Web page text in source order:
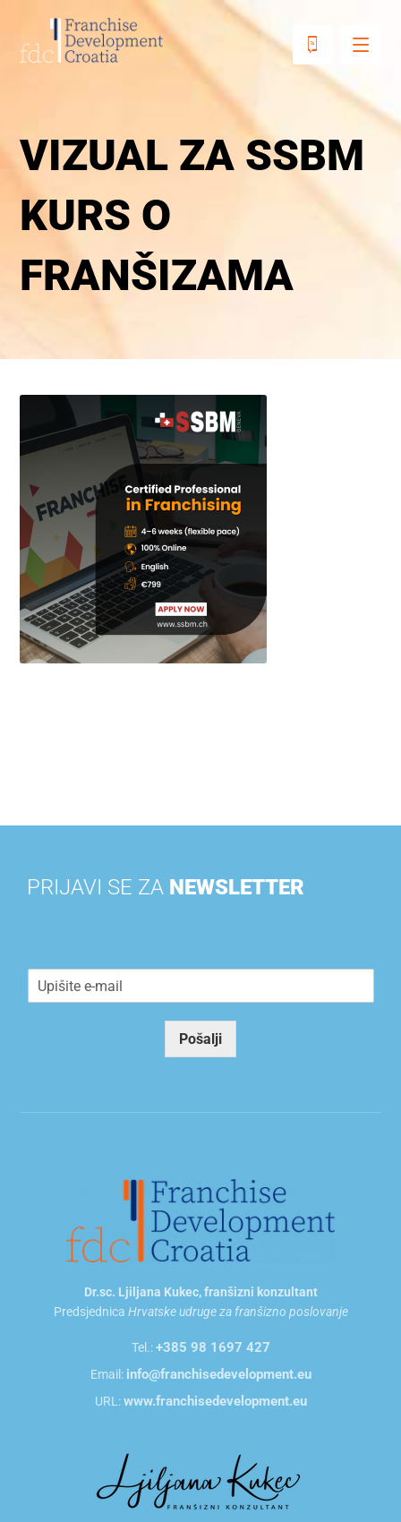
VIZUAL ZA SSBM
KURS O
FRANŠIZAMA
PRIJAVI SE ZANEWSLETTER
m
Pošalji
Dr.sc. Ljiljana Kukec, franšizni konzultant
Predsjednica Hrvatske udruge za franšizno poslovanje
Tel.:+385 98 1697 427
Email: info@franchisedevelopment.eu
URL:www.franchisedevelopment.eu